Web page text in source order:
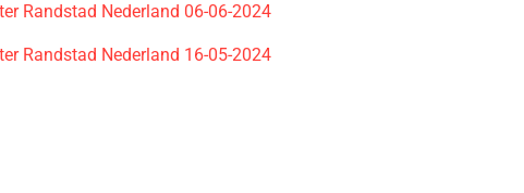
Randstad Nederland 06-06-2024
Randstad Nederland 16-05-2024